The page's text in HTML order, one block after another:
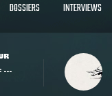
DOSSIERS INTERVIEWS
...